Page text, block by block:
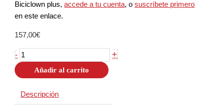
Biciclown plus,accede a tu cuenta, osuscríbete primero
en este enlace.
157,00€
- +
Añadir al carrito
Descripción